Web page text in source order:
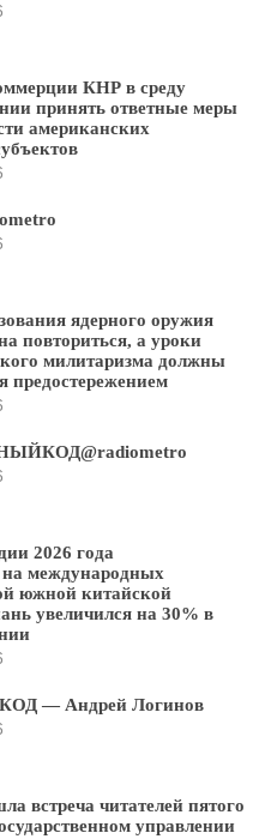
КНР в среду
принять ответные меры
американских
ядерного оружия
повториться, а уроки
милитаризма должны
предостережением
2026 года
международных
южной китайской
увеличился на 30% в
— Андрей Логинов
встреча читателей пятого
управлении